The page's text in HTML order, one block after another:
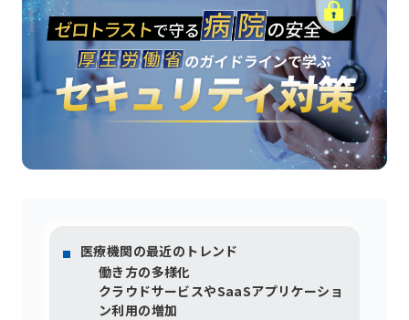
医療機関の最近のトレンド
働き方の多様化
クラウドサービスやSaaSアプリケーショ
ン利用の増加